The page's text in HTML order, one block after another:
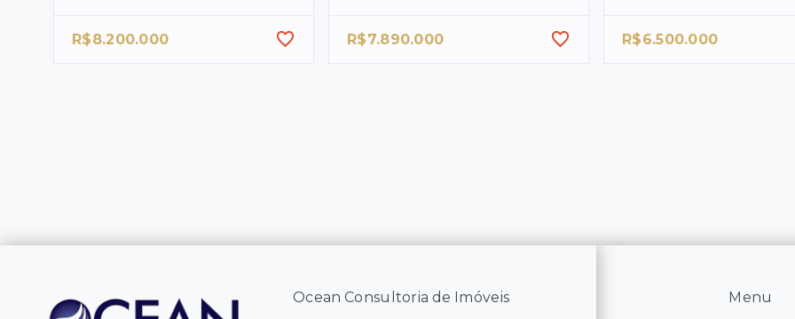
R$8.200.000 R$7.890.000 R$6.500.000
Menu
Ocean Consultoria de Imóveis